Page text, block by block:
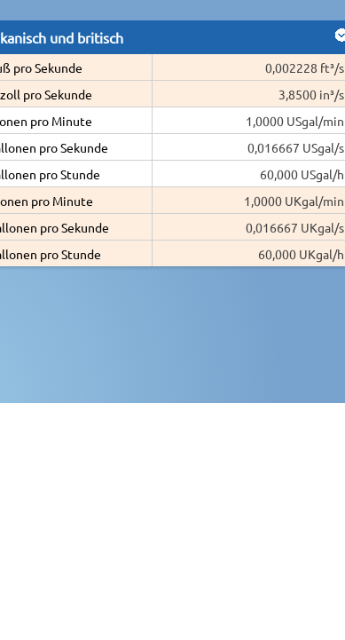
und britisch
pro Sekunde
0,002228 ft³/s
pro Sekunde
3,8500 in³/s
pro Minute
1,0000 USgal/min
pro Sekunde
0,016667 USgal/s
pro Stunde
60,000 USgal/h
pro Minute
1,0000 UKgal/min
pro Sekunde
0,016667 UKgal/s
pro Stunde
60,000 UKgal/h